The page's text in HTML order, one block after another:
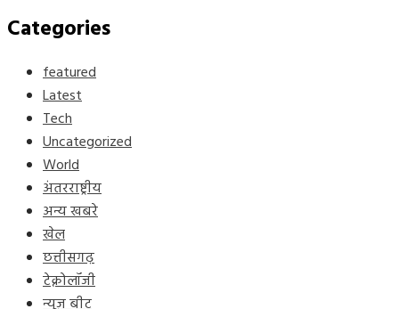
Categories
featured
Latest
Tech
Uncategorized
World
अंतरराष्ट्रीय
अन्य खबरे
खेल
छत्तीसगढ़
टेक्नोलॉजी